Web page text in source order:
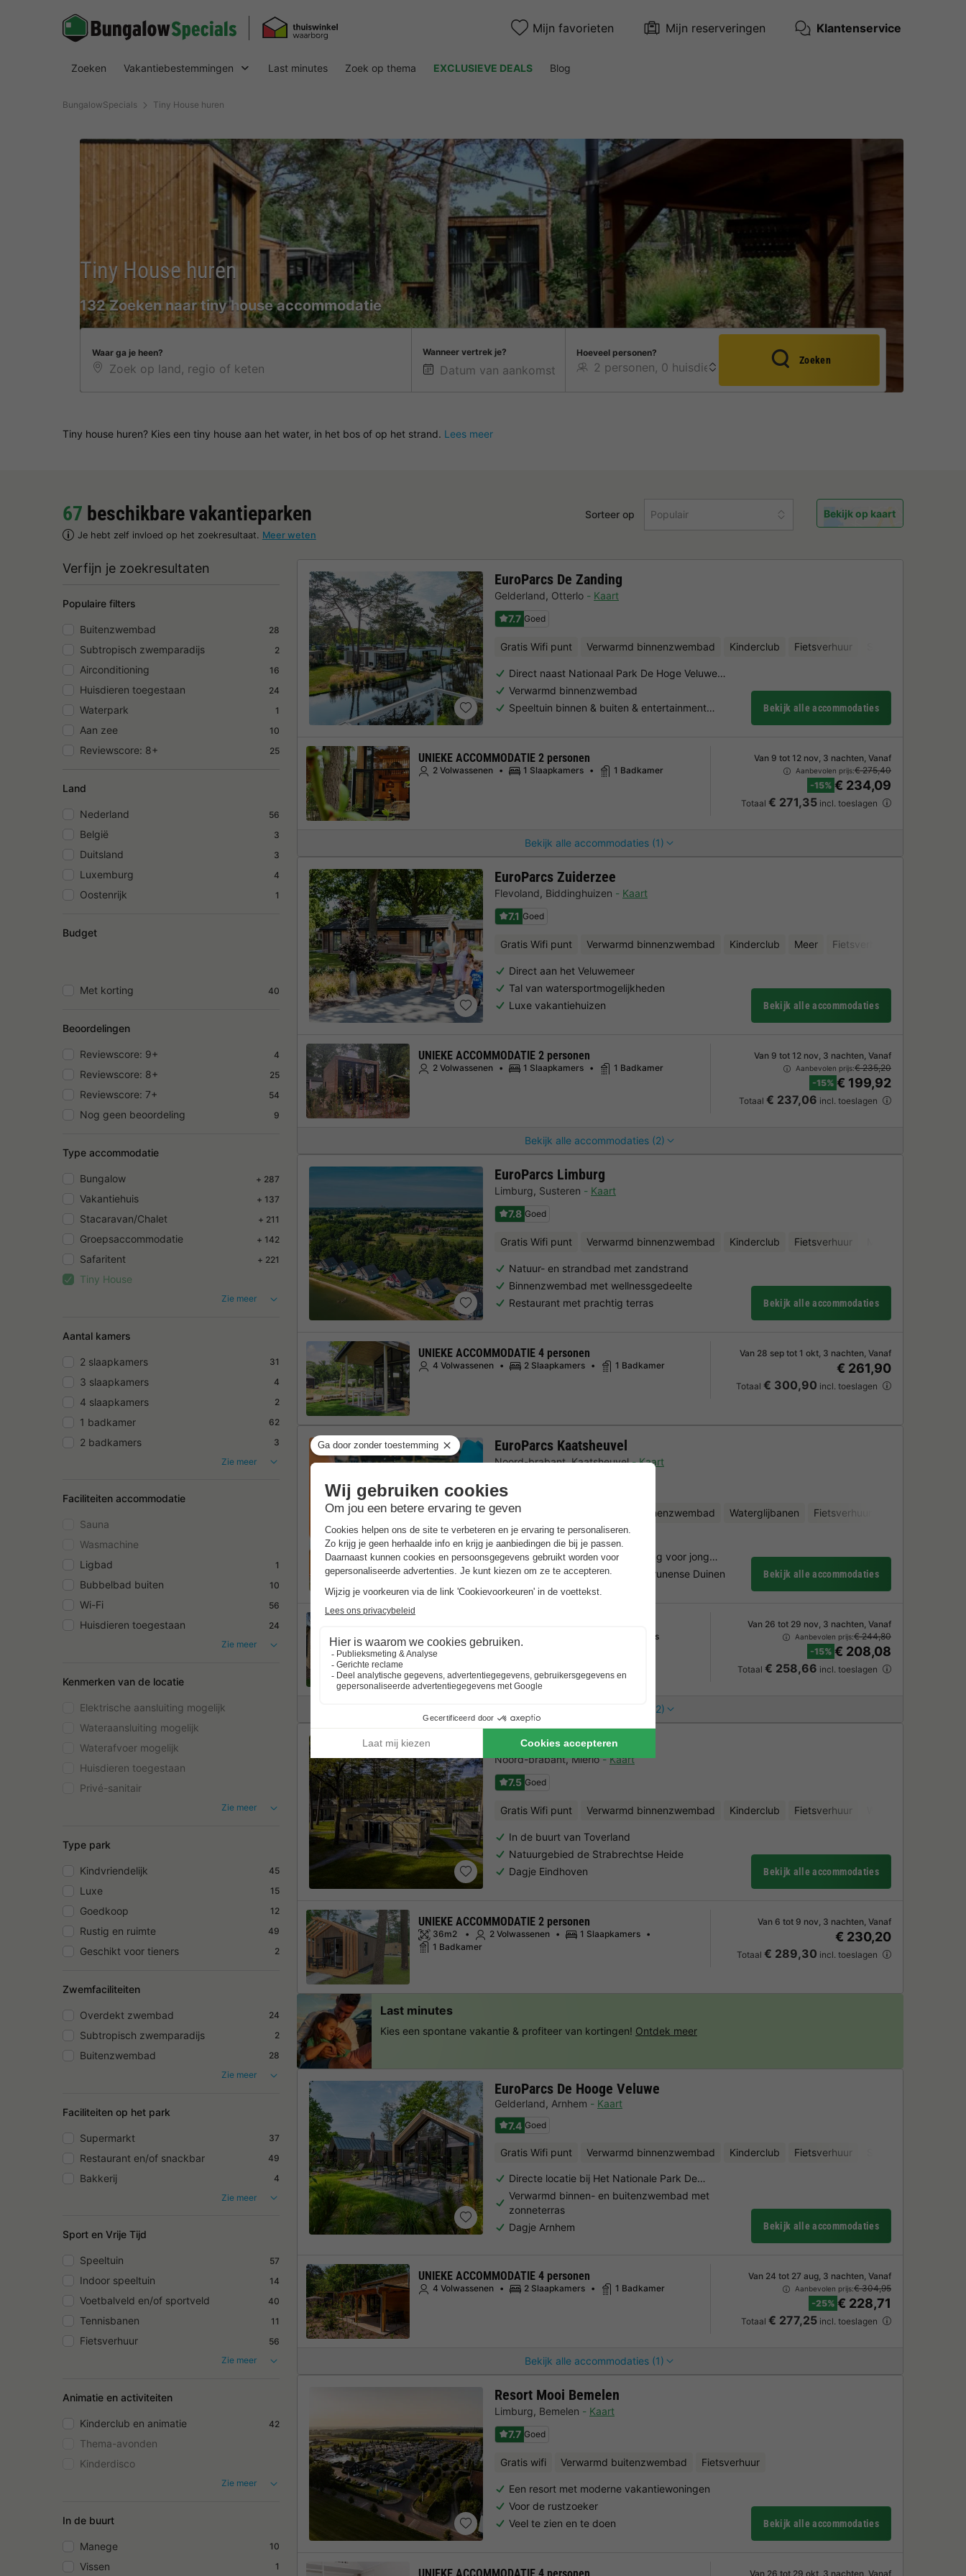
Mijn favorieten Mijn reserveringen Klantenservice
Zoeken Vakantiebestemmingen Last minutes Zoek op thema EXCLUSIEVE DEALS Blog
BungalowSpecials Tiny House huren
Tiny House huren
132 Zoeken naar tiny house accommodatie
Waar ga je heen? Wanneer vertrek je? Hoeveel personen?
Zoeken
Tiny house huren? Kies een tiny house aan het water, in het bos of op het strand. Lees meer
67 beschikbare vakantieparken
Je hebt zelf invloed op het zoekresultaat. Meer weten
Sorteer op Populair Bekijk op kaart
Verfijn je zoekresultaten
Populaire filters
Buitenzwembad 28
Subtropisch zwemparadijs 2
Airconditioning 16
Huisdieren toegestaan 24
Waterpark 1
Aan zee 10
Reviewscore: 8+ 25
Land
Nederland 56
België 3
Duitsland 3
Luxemburg 4
Oostenrijk 1
Budget
Met korting 40
Beoordelingen
Reviewscore: 9+ 4
Reviewscore: 8+ 25
Reviewscore: 7+ 54
Nog geen beoordeling 9
Type accommodatie
Bungalow + 287
Vakantiehuis + 137
Stacaravan/Chalet + 211
Groepsaccommodatie + 142
Safaritent + 221
Tiny House
Zie meer
Aantal kamers
2 slaapkamers 31
3 slaapkamers 4
4 slaapkamers 2
1 badkamer 62
2 badkamers
3
Zie meer
Faciliteiten accommodatie
Sauna
Wasmachine
Ligbad
1
Bubbelbad buiten 10
Wi-Fi 56
Huisdieren toegestaan
24
Zie meer
Kenmerken van de locatie
Elektrische aansluiting mogelijk
Wateraansluiting mogelijk
Waterafvoer mogelijk
Huisdieren toegestaan
Privé-sanitair
Zie meer
Type park
Kindvriendelijk 45
Luxe 15
Goedkoop 12
Rustig en ruimte 49
Geschikt voor tieners 2
Zwemfaciliteiten
Overdekt zwembad 24
Subtropisch zwemparadijs 2
Buitenzwembad
28
Zie meer
Faciliteiten op het park
Supermarkt 37
Restaurant en/of snackbar 49
Bakkerij
4
Zie meer
Sport en Vrije Tijd
Speeltuin 57
Indoor speeltuin 14
Voetbalveld en/of sportveld 40
Tennisbanen 11
Fietsverhuur
56
Zie meer
Animatie en activiteiten
Kinderclub en animatie 42
Thema-avonden
Kinderdisco
Zie meer
In de buurt
Manege 10
Vissen 1
EuroParcs De Zanding
Gelderland, Otterlo
Kaart
7.7 Goed
Gratis Wifi punt Verwarmd binnenzwembad Kinderclub Fietsverhuur
Direct naast Nationaal Park De Hoge Veluwe…
Verwarmd binnenzwembad
Speeltuin binnen & buiten & entertainment…
Bekijk alle accommodaties
Bekijk alle accommodaties (1)
UNIEKE ACCOMMODATIE 2 personen
2 Volwassenen 1 Slaapkamers 1 Badkamer
Van 9 tot 12 nov, 3 nachten, Vanaf
Aanbevolen prijs:€ 275,40
-15% € 234,09
Totaal € 271,35 incl. toeslagen
EuroParcs Zuiderzee
Flevoland, Biddinghuizen
Kaart
7.1 Goed
Gratis Wifi punt Verwarmd binnenzwembad Kinderclub Meer Fietsverhuur
Direct aan het Veluwemeer
Tal van watersportmogelijkheden
Luxe vakantiehuizen
Bekijk alle accommodaties
Bekijk alle accommodaties (2)
UNIEKE ACCOMMODATIE 2 personen
2 Volwassenen 1 Slaapkamers 1 Badkamer
Van 9 tot 12 nov, 3 nachten, Vanaf
Aanbevolen prijs:€ 235,20
-15% € 199,92
Totaal € 237,06 incl. toeslagen
EuroParcs Limburg
Limburg, Susteren
Kaart
7.8 Goed
Gratis Wifi punt Verwarmd binnenzwembad Kinderclub Fietsverhuur
Natuur- en strandbad met zandstrand
Binnenzwembad met wellnessgedeelte
Restaurant met prachtig terras
Bekijk alle accommodaties
UNIEKE ACCOMMODATIE 4 personen
4 Volwassenen 2 Slaapkamers 1 Badkamer
Van 28 sep tot 1 okt, 3 nachten, Vanaf
€ 261,90
Totaal € 300,90 incl. toeslagen
EuroParcs Kaatsheuvel
Noord-brabant,Kaatsheuvel
Kaart
Gratis Wifi punt Verwarmd binnenzwembad Waterglijbanen Fietsverhuur
Slechts 2 km van de Efteling
Een rustige, plezierige omgeving voor jong…
Naast natuurpark Loonse en Drunense Duinen
Bekijk alle accommodaties
Bekijk alle accommodaties (2)
2 Volwassenen 2 Slaapkamers
Van 26 tot 29 nov, 3 nachten, Vanaf
Aanbevolen prijs:€ 244,80
-15% € 208,08
Totaal € 258,66 incl. toeslagen
Landal Bospark 't Wolfsven
Noord-brabant,Mierlo
Kaart
7.5 Goed
Gratis Wifi punt Verwarmd binnenzwembad Kinderclub Fietsverhuur
In de buurt van Toverland
Natuurgebied de Strabrechtse Heide
Dagje Eindhoven
Bekijk alle accommodaties
UNIEKE ACCOMMODATIE 2 personen
36m2 2 Volwassenen
1 Slaapkamers
1 Badkamer
Van 6 tot 9 nov, 3 nachten, Vanaf
€ 230,20
Totaal € 289,30 incl. toeslagen
EuroParcs De Hooge Veluwe
Gelderland, Arnhem
Kaart
7.4 Goed
Gratis Wifi punt Verwarmd binnenzwembad Kinderclub Fietsverhuur
Directe locatie bij Het Nationale Park De…
Verwarmd binnen- en buitenzwembad met
zonneterras
Dagje Arnhem
Bekijk alle accommodaties
Bekijk alle accommodaties (1)
UNIEKE ACCOMMODATIE 4 personen
4 Volwassenen 2 Slaapkamers 1 Badkamer
Van 24 tot 27 aug, 3 nachten, Vanaf
Aanbevolen prijs:€ 304,95
-25% € 228,71
Totaal € 277,25 incl. toeslagen
Resort Mooi Bemelen
Limburg, Bemelen
Kaart
7.7 Goed
Gratis wifi Verwarmd buitenzwembad Fietsverhuur
Een resort met moderne vakantiewoningen
Voor de rustzoeker
Veel te zien en te doen
Bekijk alle accommodaties
Van 26 tot 29 okt, 3 nachten, Vanaf
Last minutes
Kies een spontane vakantie & profiteer van kortingen! Ontdek meer